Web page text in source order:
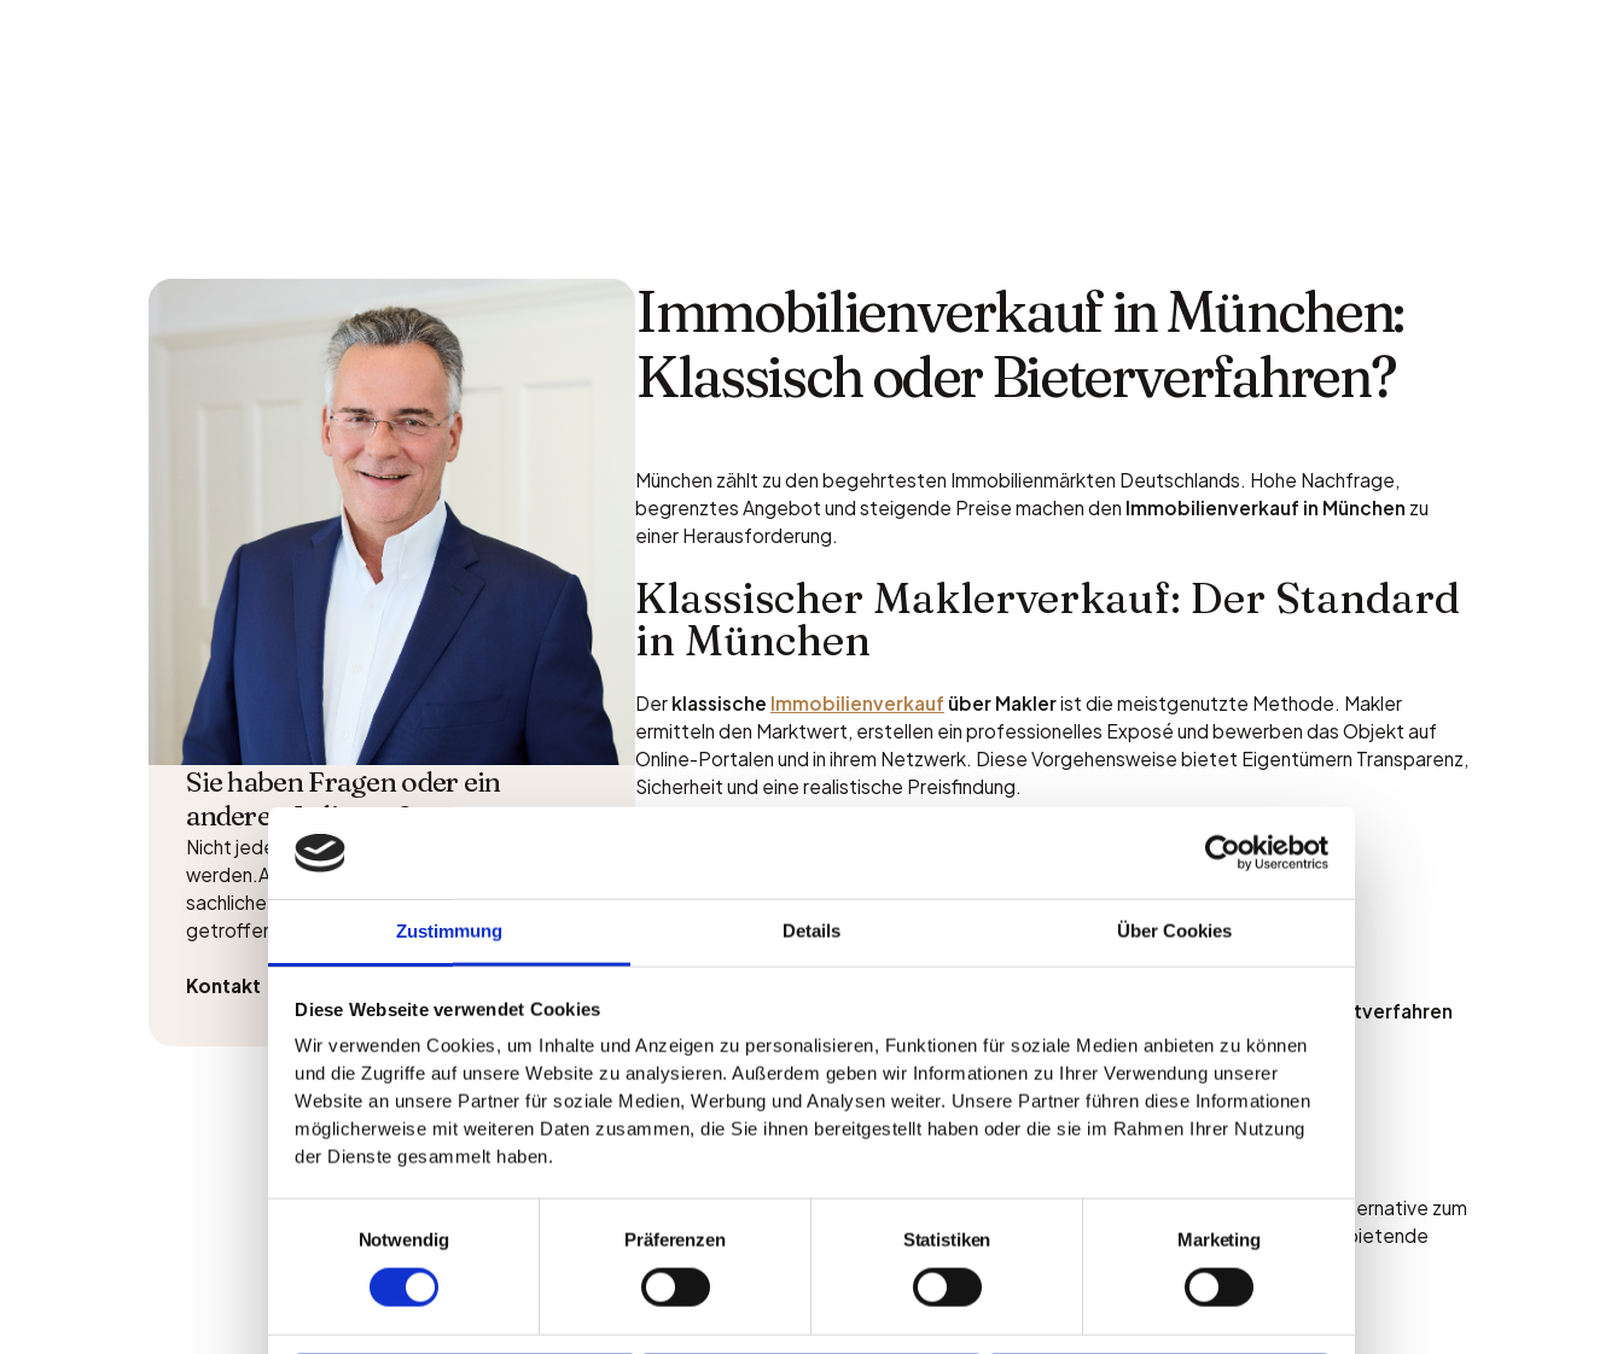
Zustimmung Details Über Cookies
Diese Webseite verwendet Cookies
Wir verwenden Cookies, um Inhalte und Anzeigen zu personalisieren, Funktionen für soziale Medien anbieten zu können
und die Zugriffe auf unsere Website zu analysieren. Außerdem geben wir Informationen zu Ihrer Verwendung unserer
Website an unsere Partner für soziale Medien, Werbung und Analysen weiter. Unsere Partner führen diese Informationen
möglicherweise mit weiteren Daten zusammen, die Sie ihnen bereitgestellt haben oder die sie im Rahmen Ihrer Nutzung
der Dienste gesammelt haben.
Notwendig
Präferenzen Statistiken Marketing
Sie haben Fragen oder ein
anderes Anliegen?
Nicht jede Immobilie muss sofort verkauft
werden.Aber jede Situation verdient eine
sachliche Einschätzung, bevor Entscheidungen
getroffen werden. Kontaktieren Sie uns gerne.
Kontakt
Immobilienverkauf in München:
Klassisch oder Bieterverfahren?
München zählt zu den begehrtesten Immobilienmärkten Deutschlands. Hohe Nachfrage,
begrenztes Angebot und steigende Preise machen den Immobilienverkauf in München zu
einer Herausforderung.
Klassischer Maklerverkauf: Der Standard
in München
Der klassische Immobilienverkauf über Maklerist die meistgenutzte Methode. Makler
ermitteln den Marktwert, erstellen ein professionelles Exposé und bewerben das Objekt auf
Online-Portalen und in ihrem Netzwerk. Diese Vorgehensweise bietet Eigentümern Transparenz,
Sicherheit und eine realistische Preisfindung.
Vergleichswertverfahren: Basis für
marktgerechte Preise
Ertragswertverfahren
zum Einsatz.
Bieterverfahren in München: Die
moderne Alternative
DasBieterverfahrenbeim Immobilienverkauf in Münchenwird zunehmend als Alternative zum
klassischen Verkauf eingesetzt. Interessenten geben Gebote ab, und der Höchstbietende
erhält den Zuschlag.
Fazit